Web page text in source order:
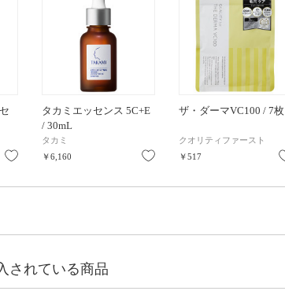
お気に入り
タカミエッセンス 5C+E
/ 30mL
タカミ
￥6,160
お気に入り
ザ・ダーマVC100 / 7枚
クオリティファースト
￥517
されている商品